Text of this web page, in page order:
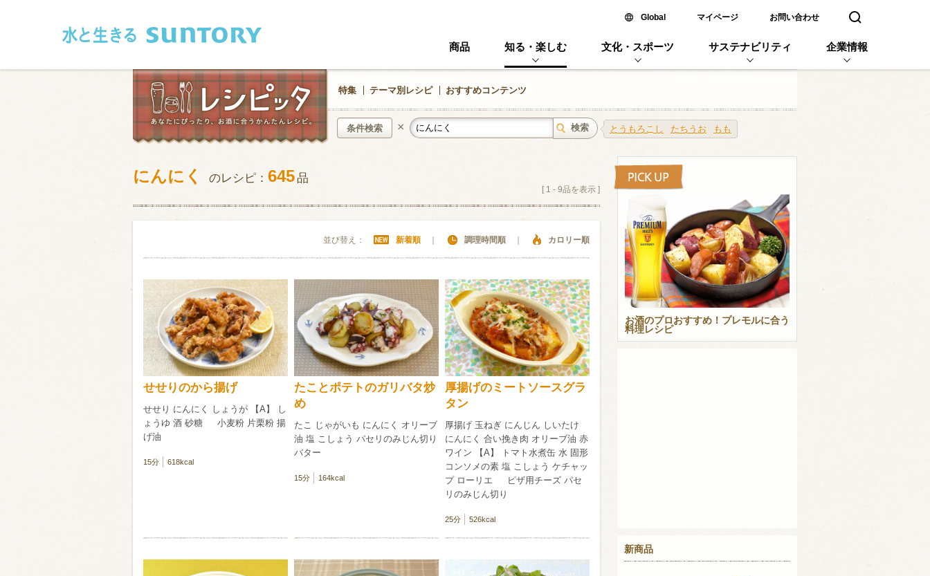
Global新しいウィンドウで開く
マイページ お問い合わせ 検索窓を開く
商品 知る・楽しむ 文化・スポーツ サステナビリティ 企業情報
特集 テーマ別レシピ おすすめコンテンツ
とうもろこし たちうお もも
条件検索 ×
和食 洋食
フレンチ アジア・エスニック その他・創作料理 スイーツ
肉 魚介類 野菜・いも類 きのこ
卵・乳製品 豆腐・豆類 加工食品系 くだもの
お米・麺
類・穀物
その他
ビール ハイボール（ウイスキー） ウイスキー・ブランデー 焼酎
赤ワイン
検索
にんにく のレシピ： 645品
[ 1 - 9品を表示 ]
並び替え： 新着順 調理時間順 カロリー順
せせりのから揚げ
せせり にんにく しょうが 【A】 し
ょうゆ 酒 砂糖 小麦粉 片栗粉 揚
げ油
15分 618kcal
たことポテトのガリバタ炒
め
たこ じゃがいも にんにく オリーブ
油 塩 こしょう パセリのみじん切り
バター
15分 164kcal
厚揚げのミートソースグラ
タン
厚揚げ 玉ねぎ にんじん しいたけ
にんにく 合い挽き肉 オリーブ油 赤
ワイン 【A】 トマト水煮缶 水 固形
コンソメの素 塩 こしょう ケチャッ
プ ローリエ ピザ用チーズ パセ
リのみじん切り
25分 526kcal
お酒のプロおすすめ！プレモルに合う
料理レシピ
新商品